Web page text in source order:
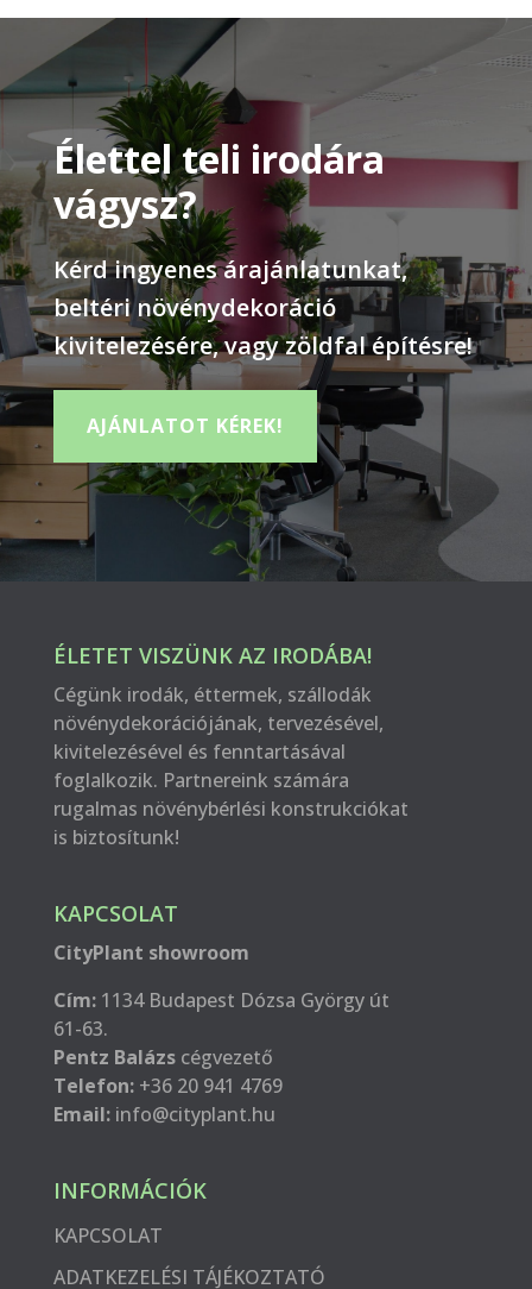
Élettel teli irodára
vágysz?
Kérd ingyenes árajánlatunkat,
beltéri növénydekoráció
kivitelezésére, vagy zöldfal építésre!
AJÁNLATOT KÉREK!
ÉLETET VISZÜNK AZ IRODÁBA!
Cégünk irodák, éttermek, szállodák
növénydekorációjának, tervezésével,
kivitelezésével és fenntartásával
foglalkozik. Partnereink számára
rugalmas növénybérlési konstrukciókat
is biztosítunk!
KAPCSOLAT
CityPlant showroom
Cím:1134 Budapest Dózsa György út
61-63.
Pentz Balázscégvezető
Telefon:+36 20 941 4769
Email:info@cityplant.hu
INFORMÁCIÓK
KAPCSOLAT
ADATKEZELÉSI TÁJÉKOZTATÓ